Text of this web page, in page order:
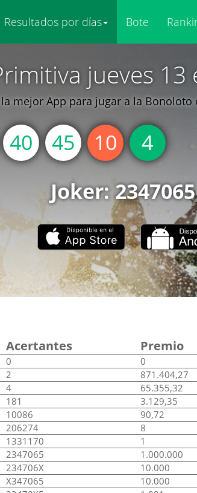
Resultados por días Bote
jueves 13
mejor App para jugar a la
40 45 10
4
Joker: 2347065
Acertantes Premio
0
0
2
871.404,27
4
65.355,32
181
3.129,35
10086
90,72
206274
8
1331170
1
2347065
1.000.000
234706X
10.000
X347065
10.000